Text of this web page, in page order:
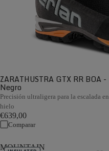
ZARATHUSTRA GTX RR BOA -
Negro
Precisión ultraligera para la escalada en
hielo
€639,00
Comparar
MOUNTAIN